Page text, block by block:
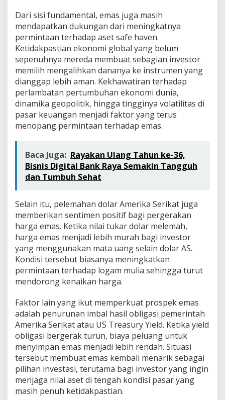
Dari sisi fundamental, emas juga masih
mendapatkan dukungan dari meningkatnya
permintaan terhadap aset safe haven.
Ketidakpastian ekonomi global yang belum
sepenuhnya mereda membuat sebagian investor
memilih mengalihkan dananya ke instrumen yang
dianggap lebih aman. Kekhawatiran terhadap
perlambatan pertumbuhan ekonomi dunia,
dinamika geopolitik, hingga tingginya volatilitas di
pasar keuangan menjadi faktor yang terus
menopang permintaan terhadap emas.
Baca Juga: Rayakan Ulang Tahun ke-36,
Bisnis Digital Bank Raya Semakin Tangguh
dan Tumbuh Sehat
Selain itu, pelemahan dolar Amerika Serikat juga
memberikan sentimen positif bagi pergerakan
harga emas. Ketika nilai tukar dolar melemah,
harga emas menjadi lebih murah bagi investor
yang menggunakan mata uang selain dolar AS.
Kondisi tersebut biasanya meningkatkan
permintaan terhadap logam mulia sehingga turut
mendorong kenaikan harga.
Faktor lain yang ikut memperkuat prospek emas
adalah penurunan imbal hasil obligasi pemerintah
Amerika Serikat atau US Treasury Yield. Ketika yield
obligasi bergerak turun, biaya peluang untuk
menyimpan emas menjadi lebih rendah. Situasi
tersebut membuat emas kembali menarik sebagai
pilihan investasi, terutama bagi investor yang ingin
menjaga nilai aset di tengah kondisi pasar yang
masih penuh ketidakpastian.